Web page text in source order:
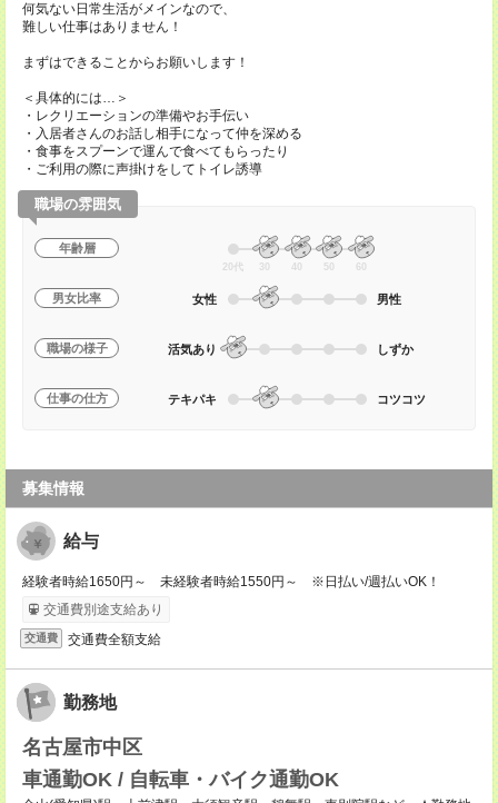
何気ない日常生活がメインなので、
難しい仕事はありません！
まずはできることからお願いします！
＜具体的には…＞
・レクリエーションの準備やお手伝い
・入居者さんのお話し相手になって仲を深める
・食事をスプーンで運んで食べてもらったり
・ご利用の際に声掛けをしてトイレ誘導
職場の雰囲気
年齢層
20代 30 40 50 60
男女比率 女性 男性
職場の様子 活気あり しずか
仕事の仕方 テキパキ コツコツ
募集情報
給与
経験者時給1650円～ 未経験者時給1550円～ ※日払い/週払いOK！
交通費別途支給あり
交通費 交通費全額支給
勤務地
名古屋市中区
車通勤OK / 自転車・バイク通勤OK